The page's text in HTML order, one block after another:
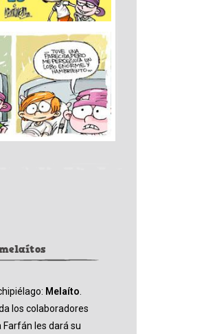
Melaíto
los colaboradores
Farfán les dará su